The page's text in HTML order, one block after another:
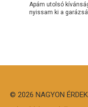
Apám utolsó
nyissam ki a
© 2026 NAGYON